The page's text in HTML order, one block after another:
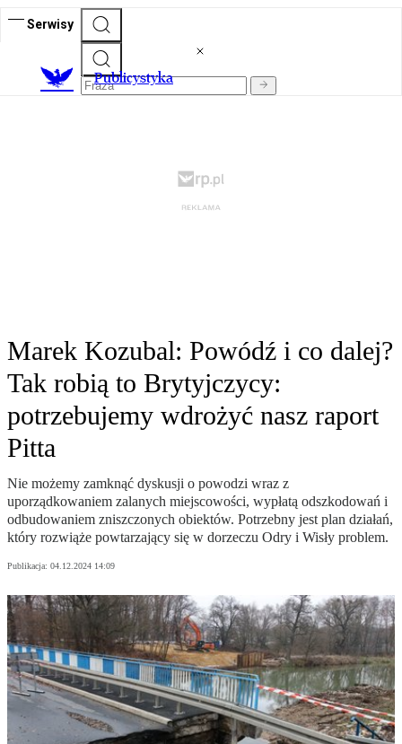
Serwisy
Publicystyka
Marek Kozubal: Powódź i co dalej?
Tak robią to Brytyjczycy:
potrzebujemy wdrożyć nasz raport
Pitta
Nie możemy zamknąć dyskusji o powodzi wraz z
uporządkowaniem zalanych miejscowości, wypłatą odszkodowań i
odbudowaniem zniszczonych obiektów. Potrzebny jest plan działań,
który rozwiąże powtarzający się w dorzeczu Odry i Wisły problem.
Publikacja: 04.12.2024 14:09